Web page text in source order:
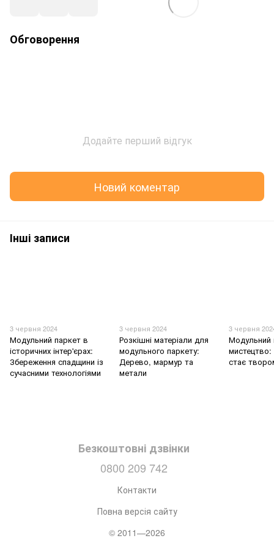
Обговорення
Додайте перший відгук
Новий коментар
Інші записи
3 червня 2024
Модульний паркет в
історичних інтер'єрах:
Збереження спадщини із
сучасними технологіями
3 червня 2024
Розкішні матеріали для
модульного паркету:
Дерево, мармур та
метали
3 червня
Модульний
мистецтво:
стає
Безкоштовні дзвінки
0800 209 742
Контакти
Повна версія сайту
© 2011—2026